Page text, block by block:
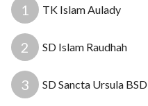
1 TK Islam Aulady
2 SD Islam Raudhah
3 SD Sancta Ursula BSD